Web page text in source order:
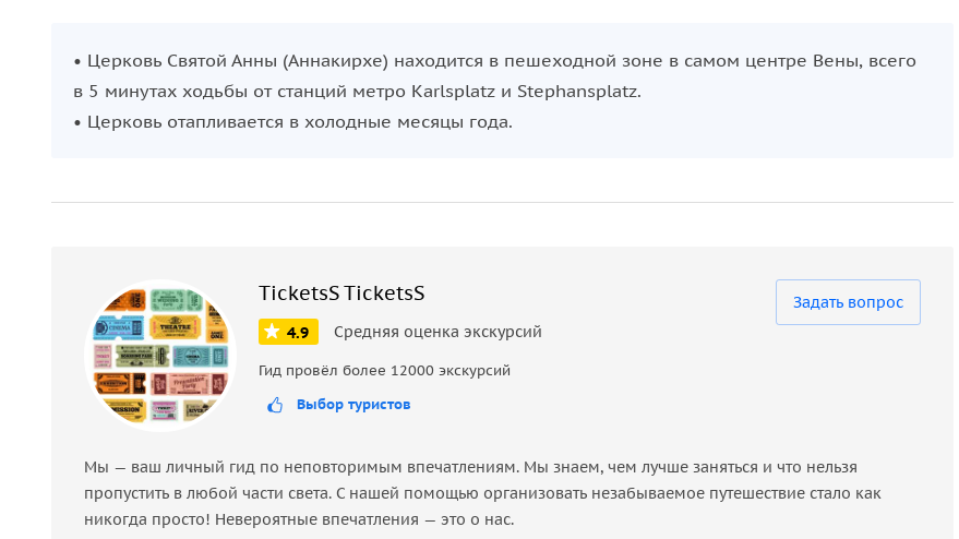
• Церковь Святой Анны (Аннакирхе) находится в пешеходной зоне в самом центре Вены, всего
в 5 минутах ходьбы от станций метро Karlsplatz и Stephansplatz.
• Церковь отапливается в холодные месяцы года.
TicketsS TicketsS
4.9 Средняя оценка экскурсий
Гид провёл более 12000 экскурсий
Выбор туристов
Задать вопрос
Мы — ваш личный гид по неповторимым впечатлениям. Мы знаем, чем лучше заняться и что нельзя
пропустить в любой части света. С нашей помощью организовать незабываемое путешествие стало как
никогда просто! Невероятные впечатления — это о нас.